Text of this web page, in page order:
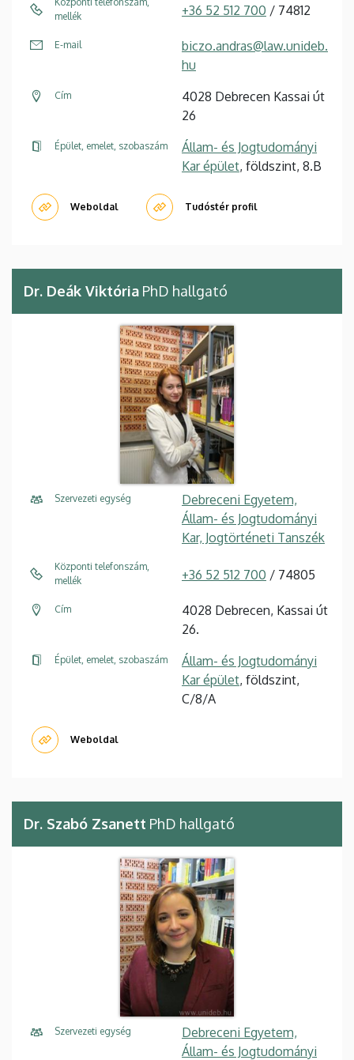
mellék
+36 52 512 700 / 74812
E-mail
biczo.andras@law.unideb.
hu
Cím
4028 Debrecen Kassai út
26
Épület, emelet, szobaszám
Állam- és Jogtudományi
Kar épület, földszint, 8.B
Weboldal Tudóstér profil
Dr. Deák Viktória PhD hallgató
Szervezeti egység
Debreceni Egyetem,
Állam- és Jogtudományi
Kar, Jogtörténeti Tanszék
Központi telefonszám,
mellék
+36 52 512 700 / 74805
Cím
4028 Debrecen, Kassai út
26.
Épület, emelet, szobaszám
Állam- és Jogtudományi
Kar épület, földszint,
C/8/A
Weboldal
Dr. Szabó Zsanett PhD hallgató
Szervezeti egység
Debreceni Egyetem,
Állam- és Jogtudományi